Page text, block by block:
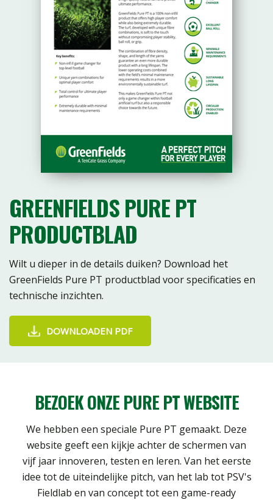
GREENFIELDS PURE PT
PRODUCTBLAD
Wilt u dieper in de details duiken? Download het
GreenFields Pure PT productblad voor specificaties en
technische inzichten.
DOWNLOADEN PDF
BEZOEK ONZE PURE PT WEBSITE
We hebben een speciale Pure PT gemaakt. Deze
website geeft een kijkje achter de schermen van
vijf jaar innoveren, testen en leren. Van het eerste
idee tot de uiteindelijke pitch, van het lab tot PSV's
Fieldlab en van concept tot een game-ready